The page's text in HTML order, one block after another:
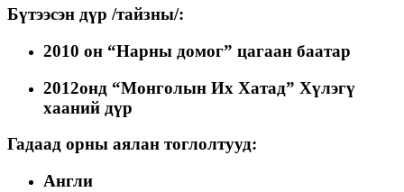
Бүтээсэн дүр /тайзны/:
2010 он “Нарны домог” цагаан баатар
2012онд “Монголын Их Хатад” Хүлэгү
хааний дүр
Гадаад орны аялан тоглолтууд:
Англи